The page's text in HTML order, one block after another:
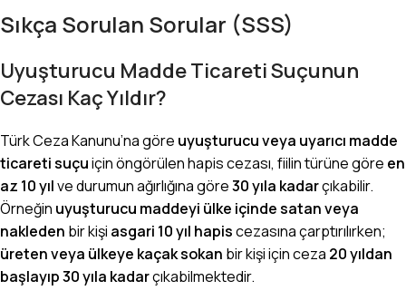
Sıkça Sorulan Sorular (SSS)
Uyuşturucu Madde Ticareti Suçunun
Cezası Kaç Yıldır?
Türk Ceza Kanunu’na göre uyuşturucu veya uyarıcı madde
ticareti suçuiçin öngörülen hapis cezası, fiilin türüne göre en
az 10 yılve durumun ağırlığına göre30 yıla kadarçıkabilir.
Örneğin uyuşturucu maddeyi ülke içinde satan veya
nakleden bir kişi asgari 10 yıl hapiscezasına çarptırılırken;
üreten veya ülkeye kaçak sokan bir kişi için ceza 20 yıldan
başlayıp 30 yıla kadarçıkabilmektedir.